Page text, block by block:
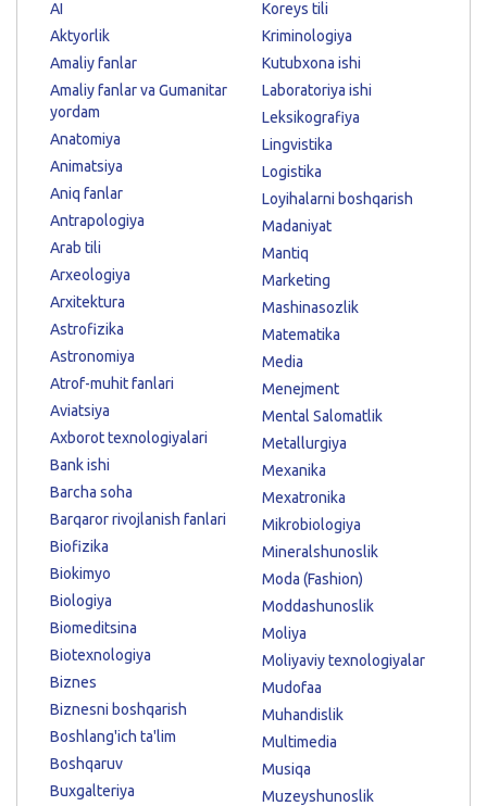
AI
Aktyorlik
Amaliy fanlar
Amaliy fanlar va Gumanitar
yordam
Anatomiya
Animatsiya
Aniq fanlar
Antrapologiya
Arab tili
Arxeologiya
Arxitektura
Astrofizika
Astronomiya
Atrof-muhit fanlari
Aviatsiya
Axborot texnologiyalari
Bank ishi
Barcha soha
Barqaror rivojlanish fanlari
Biofizika
Biokimyo
Biologiya
Biomeditsina
Biotexnologiya
Biznes
Biznesni boshqarish
Boshlang'ich ta'lim
Boshqaruv
Buxgalteriya
Koreys tili
Kriminologiya
Kutubxona ishi
Laboratoriya ishi
Leksikografiya
Lingvistika
Logistika
Loyihalarni boshqarish
Madaniyat
Mantiq
Marketing
Mashinasozlik
Matematika
Media
Menejment
Mental Salomatlik
Metallurgiya
Mexanika
Mexatronika
Mikrobiologiya
Mineralshunoslik
Moda (Fashion)
Moddashunoslik
Moliya
Moliyaviy texnologiyalar
Mudofaa
Muhandislik
Multimedia
Musiqa
Muzeyshunoslik